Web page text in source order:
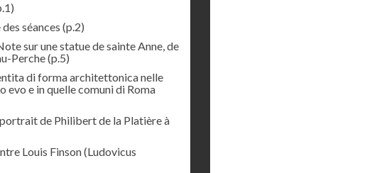
séances (p.2)
sur une statue de sainte Anne, de
Perche(p.5)
di forma architettonica nelle
evo e in quelle comuni di Roma
de Philibert de la Platière à
Louis Finson (Ludovicus